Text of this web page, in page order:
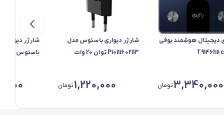
دیجیتال هوشمند یوفی
3,340,000تومان
شارژر دیواری باسئوس مدل
P10111602113 توان 20 وات
1,220,000تومان